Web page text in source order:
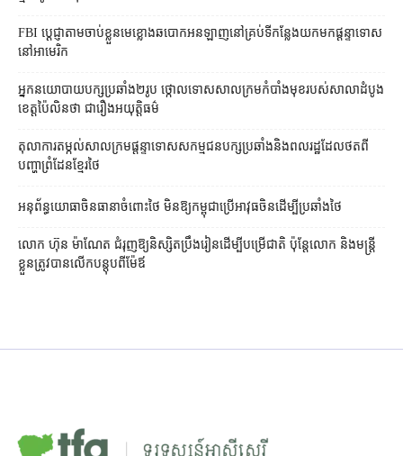
FBI ប្ដេជ្ញា​តាម​ចាប់ខ្លួន​មេខ្លោង​ឆបោក​អនឡាញ​នៅ​គ្រប់​ទីកន្លែង​យក​មក​ផ្ដន្ទាទោស​
នៅ​អាមេរិក
អ្នកនយោបាយ​បក្ស​ប្រឆាំង​២​រូប ថ្កោលទោស​សាលក្រម​កំបាំងមុខ​របស់​សាលាដំបូង​
ខេត្ត​ប៉ៃលិន​ថា ជា​រឿង​អយុត្តិធម៌
តុលាការ​តម្កល់​សាលក្រម​ផ្ដន្ទាទោស​សកម្មជន​បក្ស​ប្រឆាំង​និង​ពលរដ្ឋ​ដែល​ថត​ពី​
បញ្ហា​ព្រំដែន​ខ្មែរ​ថៃ
អនុព័ន្ធយោធា​ចិន​ធានា​ចំពោះ​ថៃ មិន​ឱ្យ​កម្ពុជា​ប្រើ​អាវុធ​ចិន​ដើម្បី​ប្រឆាំង​ថៃ ​
លោក ហ៊ុន ម៉ាណែត ជំរុញ​ឱ្យ​និស្សិត​ប្រឹងរៀន​ដើម្បី​បម្រើ​ជាតិ ប៉ុន្តែ​លោក និង​មន្ត្រី​​
ខ្លួន​ត្រូវ​បាន​លើក​បន្តុប​ពី​ម៉ែឪ